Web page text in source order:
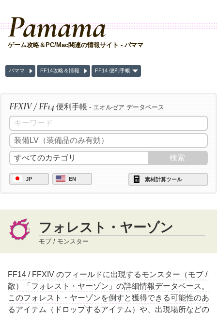
Pamama
ゲーム攻略＆PC/Mac関連の情報サイト - パママ
パママ FF14攻略＆情報 FF14 便利手帳
FFXIV / FF14 便利手帳 - エオルゼア データベース
JP EN 素材計算ツール
フォレスト・ヤーゾン
モブ / モンスター
FF14 / FFXIV のフィールドに出現するモンスター（モブ /
敵）「フォレスト・ヤーゾン」の詳細情報データベース。
このフォレスト・ヤーゾンを倒すと獲得できる可能性のあ
るアイテム（ドロップするアイテム）や、出現場所などの